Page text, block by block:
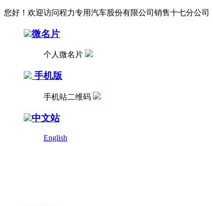
您好！欢迎访问程力专用汽车股份有限公司销售十七分公司
微名片
个人微名片
手机版
手机站二维码
中文站
English